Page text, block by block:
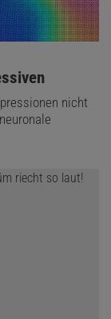
nicht